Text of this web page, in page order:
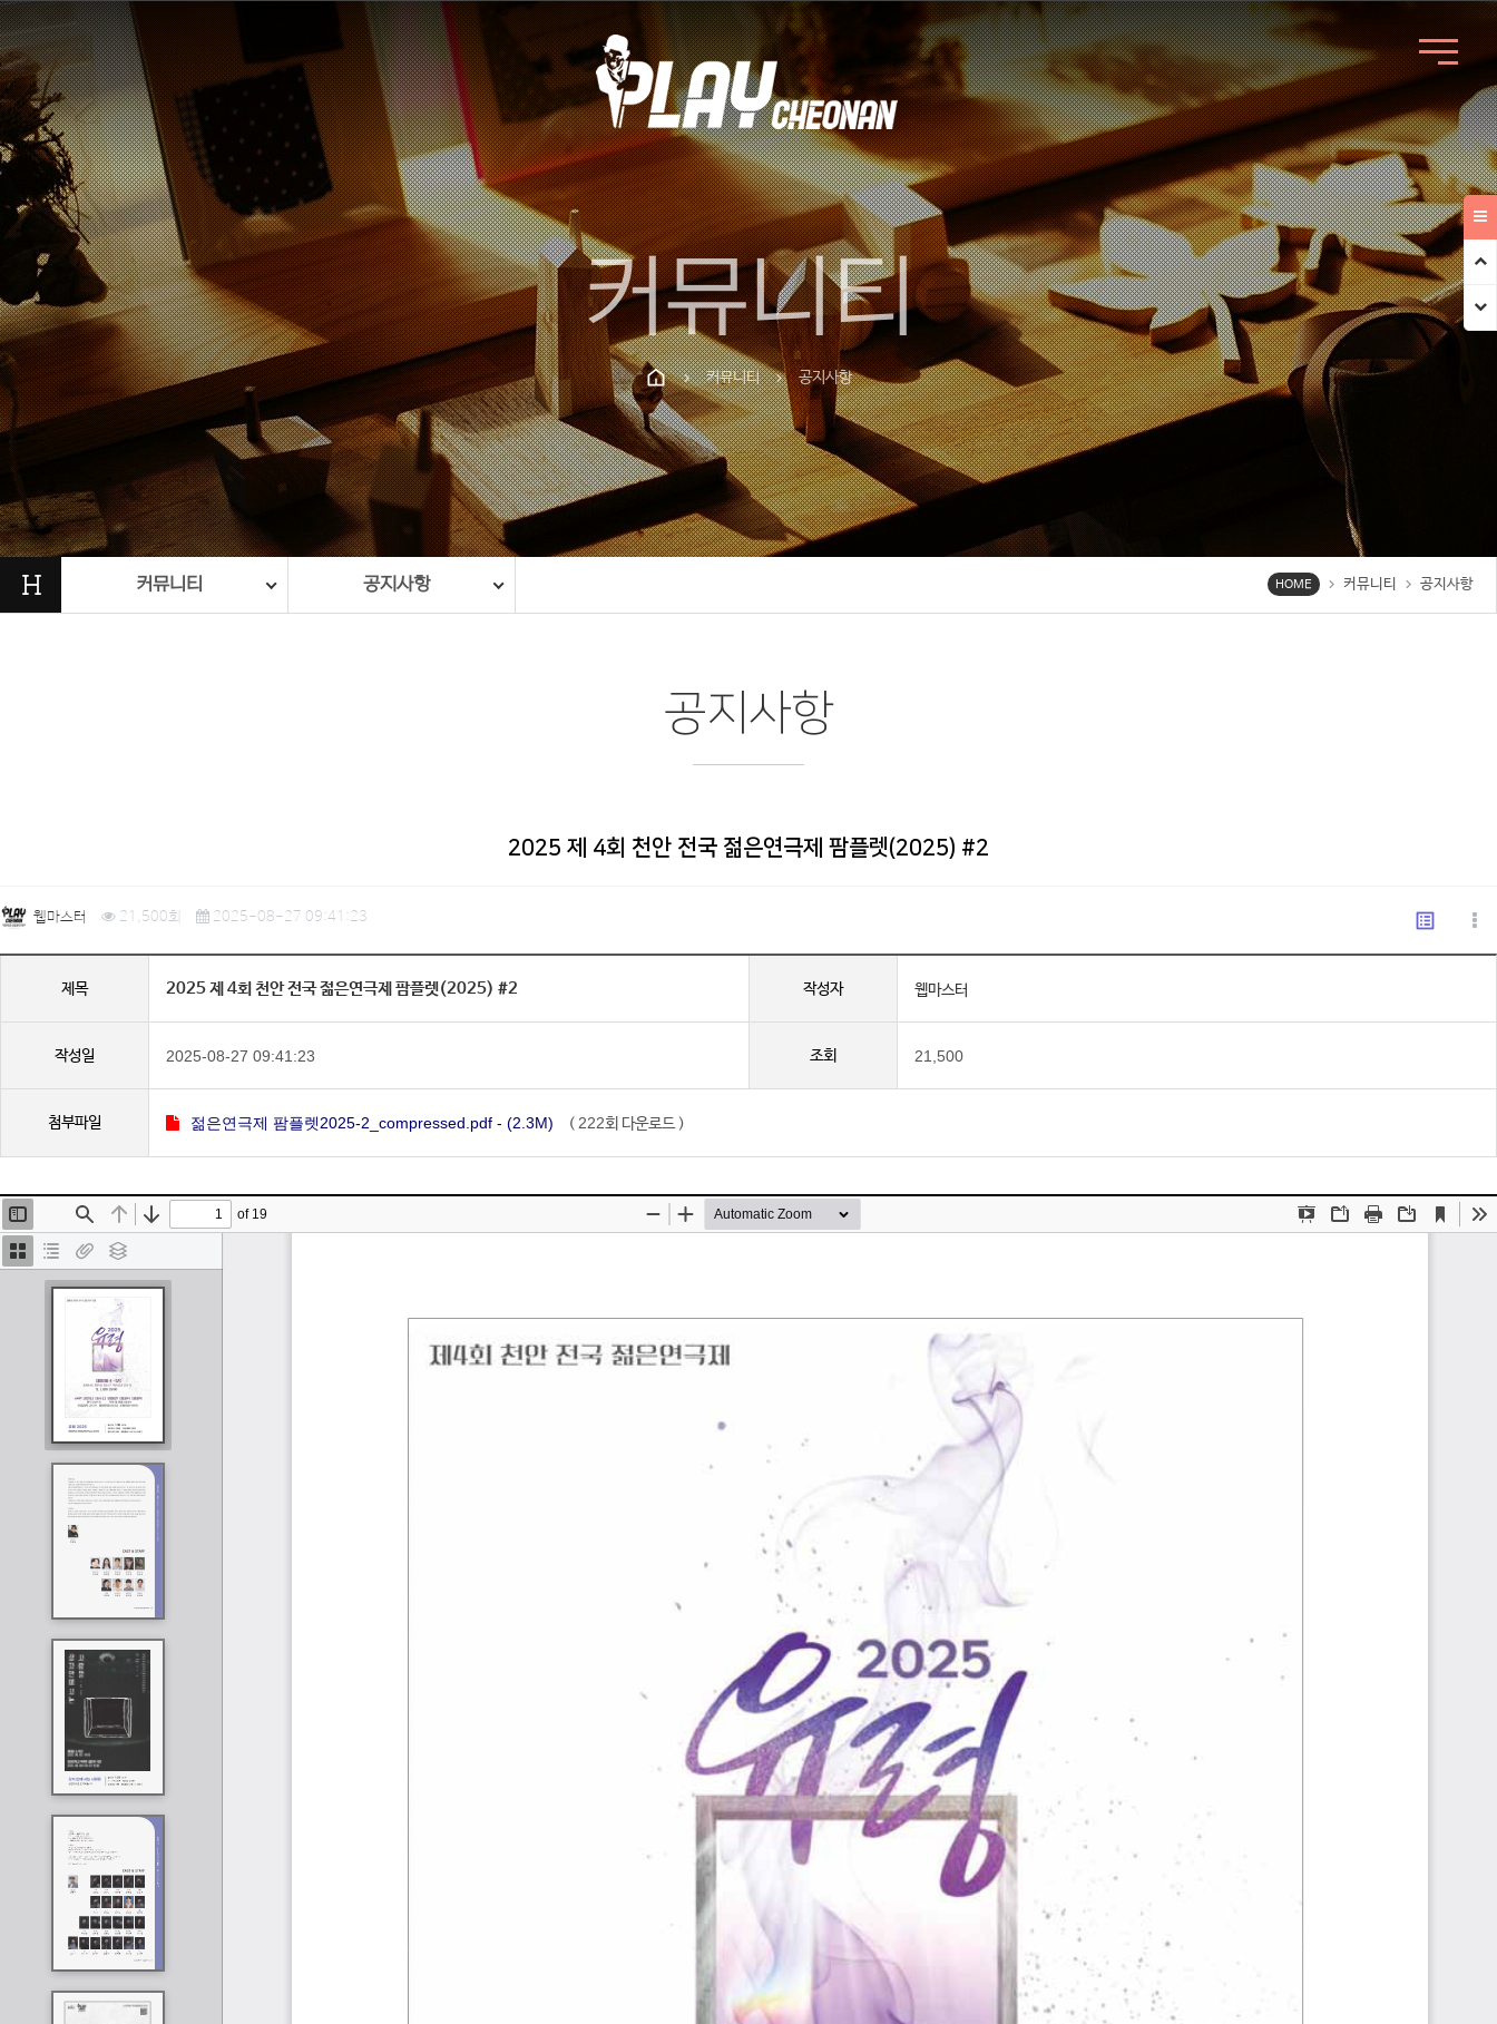
커뮤니티
chevron_right 커뮤니티 chevron_right 공지사항
H 커뮤니티 공지사항 HOME chevron_right 커뮤니티 chevron_right 공지사항
공지사항
2025 제 4회 천안 전국 젊은연극제 팜플렛(2025) #2
웹마스터 21,500회 2025-08-27 09:41:23 list_alt
제목 2025 제 4회 천안 전국 젊은연극제 팜플렛(2025) #2 작성자 웹마스터
작성일 2025-08-27 09:41:23 조회 21,500
첨부파일 젊은연극제 팜플렛2025-2_compressed.pdf - (2.3M) (222회 다운로드 )
본문